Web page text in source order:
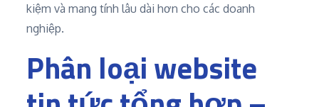
kiệm và mang tính lâu dài hơn cho các doanh
nghiệp.
Phân loại website